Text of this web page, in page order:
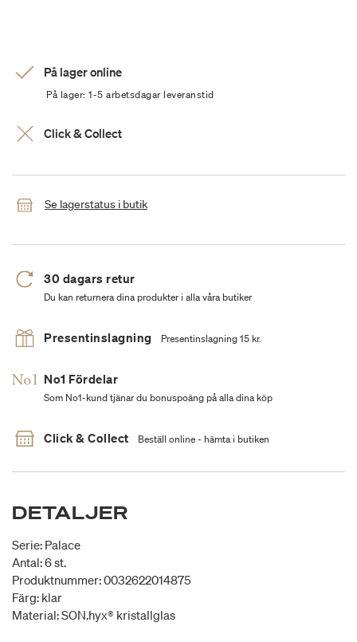
På lager online
På lager: 1-5 arbetsdagar leveranstid
Click & Collect
Se lagerstatus i butik
30 dagars retur
Du kan returnera dina produkter i alla våra butiker
Presentinslagning Presentinslagning 15 kr.
No1 Fördelar
Som No1-kund tjänar du bonuspoäng på alla dina köp
Click & Collect Beställ online - hämta i butiken
DETALJER
Serie: Palace
Antal: 6 st.
Produktnummer: 0032622014875
Färg: klar
Material: SON.hyx® kristallglas